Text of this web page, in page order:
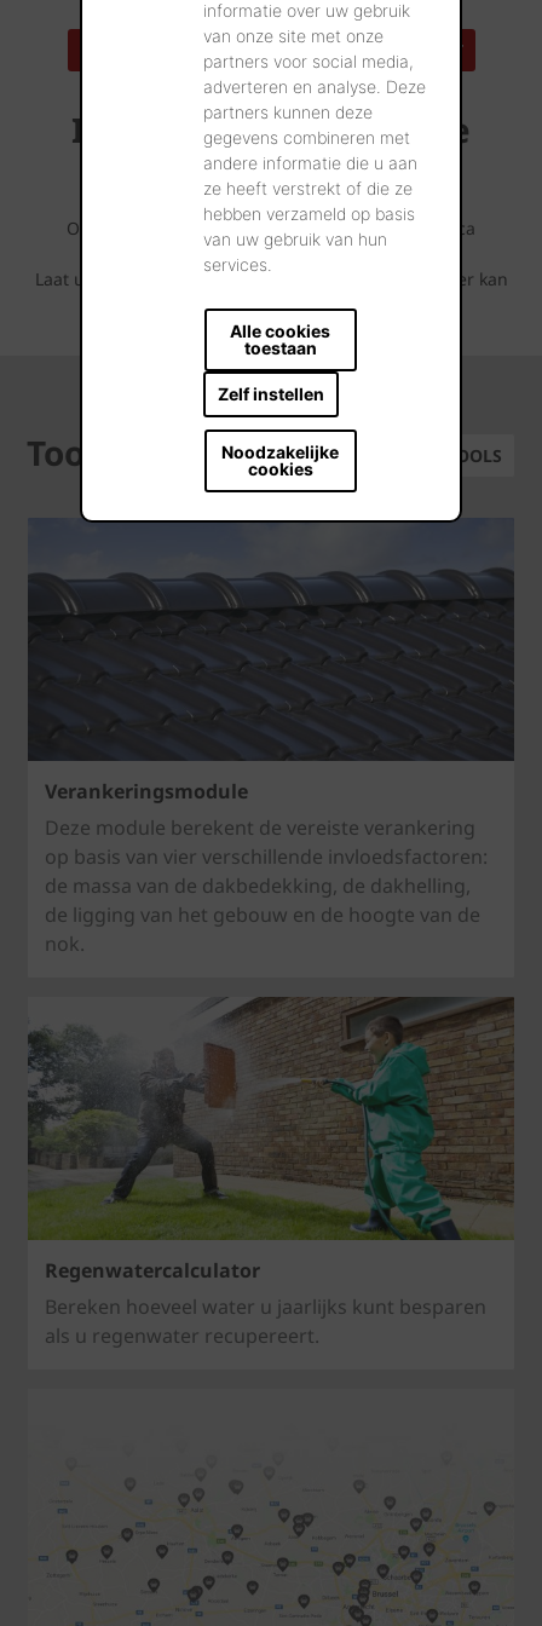
informatie over uw gebruik
van onze site met onze
partners voor social media,
adverteren en analyse. Deze
partners kunnen deze
gegevens combineren met
andere informatie die u aan
ze heeft verstrekt of die ze
hebben verzameld op basis
van uw gebruik van hun
services.
Alle cookies
toestaan
Zelf instellen
Noodzakelijke
cookies
ZOEK EEN REFERENTIEADRES IN UW BUURT
Inspirerende referentie
projecten
Ontdek wat er allemaal mogelijk is met deze Terca
gevelsteen.
Laat u inspireren door de fotoreeksen die u hieronder kan
terugvinden.
Tools ALLE TOOLS
Verankeringsmodule
Deze module berekent de vereiste verankering
op basis van vier verschillende invloedsfactoren:
de massa van de dakbedekking, de dakhelling,
de ligging van het gebouw en de hoogte van de
nok.
Regenwatercalculator
Bereken hoeveel water u jaarlijks kunt besparen
als u regenwater recupereert.